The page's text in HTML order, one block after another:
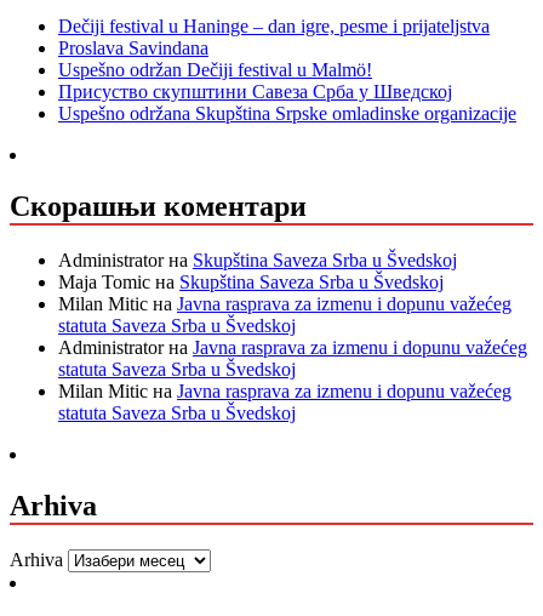
Dečiji festival u Haninge – dan igre, pesme i prijateljstva
Proslava Savindana
Uspešno održan Dečiji festival u Malmö!
Присуство скупштини Савеза Срба у Шведској
Uspešno održana Skupština Srpske omladinske organizacije
Скорашњи коментари
Administratorна Skupština Saveza Srba u Švedskoj
Maja Tomic на Skupština Saveza Srba u Švedskoj
Milan Mitic на Javna rasprava za izmenu i dopunu važećeg
statuta Saveza Srba u Švedskoj
Administratorна Javna rasprava za izmenu i dopunu važećeg
statuta Saveza Srba u Švedskoj
Milan Mitic на Javna rasprava za izmenu i dopunu važećeg
statuta Saveza Srba u Švedskoj
Arhiva
Arhiva